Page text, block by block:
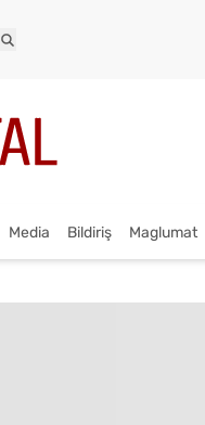
Media Bildiriş Maglumat